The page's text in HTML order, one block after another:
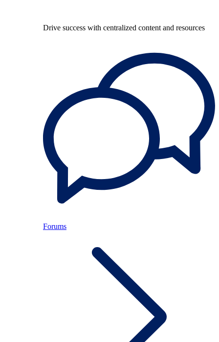
Drive success with centralized content and resources
Forums